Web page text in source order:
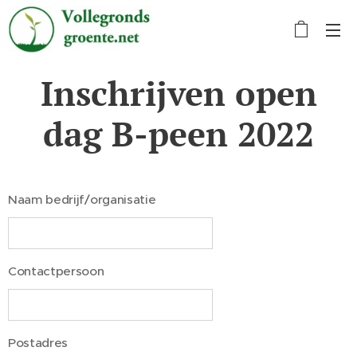
Inschrijven open
dag B-peen 2022
Naam bedrijf/organisatie
Contactpersoon
Postadres